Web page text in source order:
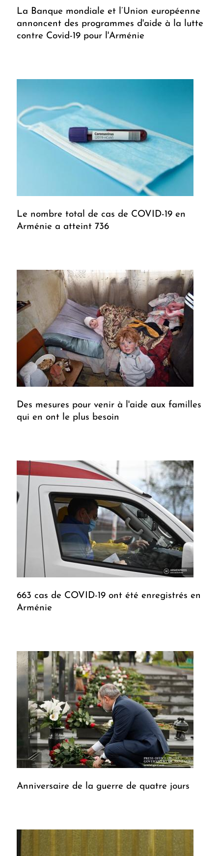
La Banque mondiale et l’Union européenne
annoncent des programmes d'aide à la lutte
contre Covid-19 pour l'Arménie
Le nombre total de cas de COVID-19 en
Arménie a atteint 736
Des mesures pour venir à l'aide aux familles
qui en ont le plus besoin
663 cas de COVID-19 ont été enregistrés en
Arménie
Anniversaire de la guerre de quatre jours